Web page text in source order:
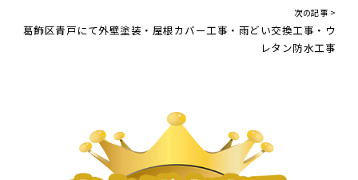
次の記事 >
葛飾区青戸にて外壁塗装・屋根カバー工事・雨どい交換工事・ウ
レタン防水工事